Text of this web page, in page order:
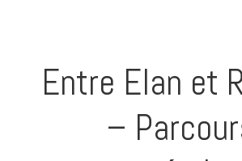
Entre Elan et
–